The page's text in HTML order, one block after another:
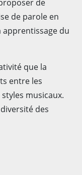
de
de parole en
apprentissage du
que la
entre les
musicaux.
des